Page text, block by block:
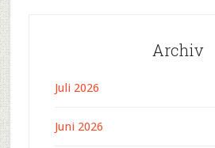
Archiv
Juli 2026
Juni 2026